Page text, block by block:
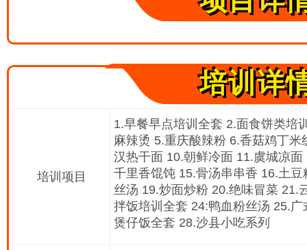
培训详
培训项目
1.早餐早点培训全套 2.面食饼类培
麻辣烫 5.重庆酸辣粉 6.香菇鸡丁
汉热干面 10.朝鲜冷面 11.虞城凉
千里香馄饨 15.骨汤串串香 16.土
丝汤 19.炒面炒粉 20.绝味冒菜 21.
拌饭培训全套 24:鸭血粉丝汤 25.
煲仔饭全套 28.沙县小吃系列